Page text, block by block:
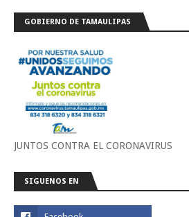
GOBIERNO DE TAMAULIPAS
JUNTOS CONTRA EL CORONAVIRUS
SIGUENOS EN